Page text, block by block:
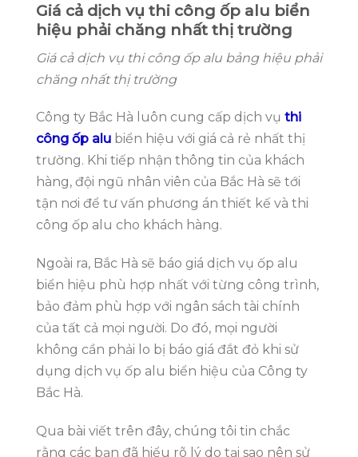
Giá cả dịch vụ thi công ốp alu biển
hiệu phải chăng nhất thị trường
Giá cả dịch vụ thi công ốp alu bảng hiệu phải
chăng nhất thị trường
Công ty Bắc Hà luôn cung cấp dịch vụ thi
công ốp alu biển hiệu với giá cả rẻ nhất thị
trường. Khi tiếp nhận thông tin của khách
hàng, đội ngũ nhân viên của Bắc Hà sẽ tới
tận nơi để tư vấn phương án thiết kế và thi
công ốp alu cho khách hàng.
Ngoài ra, Bắc Hà sẽ báo giá dịch vụ ốp alu
biển hiệu phù hợp nhất với từng công trình,
bảo đảm phù hợp với ngân sách tài chính
của tất cả mọi người. Do đó, mọi người
không cần phải lo bị báo giá đắt đỏ khi sử
dụng dịch vụ ốp alu biển hiệu của Công ty
Bắc Hà.
Qua bài viết trên đây, chúng tôi tin chắc
rằng các bạn đã hiểu rõ lý do tại sao nên sử